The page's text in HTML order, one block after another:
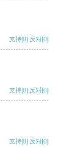
支持[0] 反对[0]
支持[0] 反对[0]
支持[0] 反对[0]